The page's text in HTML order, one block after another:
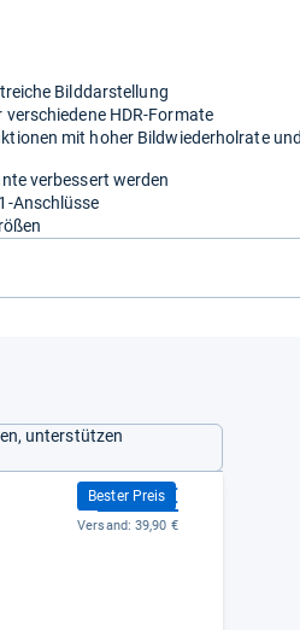
Bilddarstellung
HDR-Formate
mit hoher Bildwiederholrate
verbessert werden
Anschlüsse
unterstützen
Bester Preis
899,00 €
Versand:39,90 €